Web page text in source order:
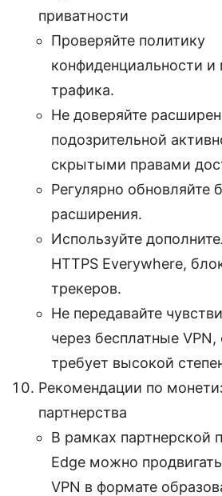
приватности
Проверяйте политику
конфиденциальности
трафика.
Не доверяйте
подозрительной
скрытыми правами
Регулярно обновляйте
расширения.
Используйте
HTTPS Everywhere,
трекеров.
Не передавайте
через бесплатные VPN,
требует высокой
Рекомендации по
партнерства
В рамках партнерской
Edge можно
VPN в формате